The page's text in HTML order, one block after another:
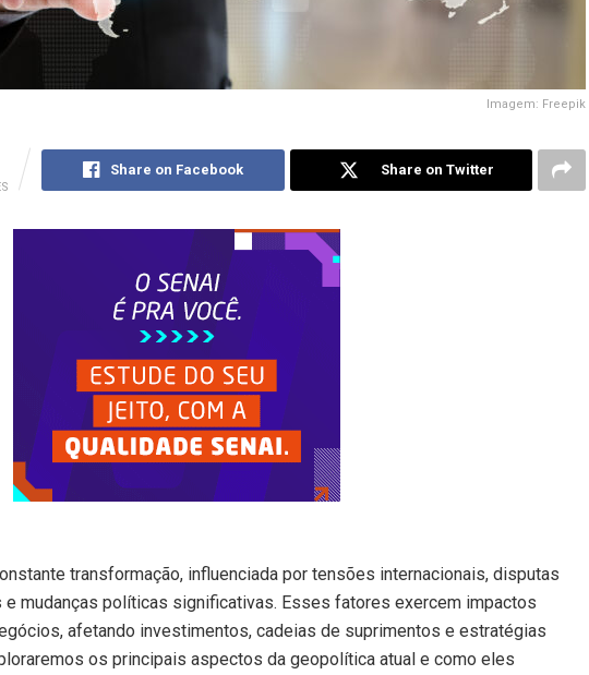
Imagem: Freepik
Share on Facebook Share on Twitter
transformação, influenciada por tensões internacionais, disputas
mudanças políticas significativas. Esses fatores exercem impactos
afetando investimentos, cadeias de suprimentos e estratégias
os principais aspectos da geopolítica atual e como eles